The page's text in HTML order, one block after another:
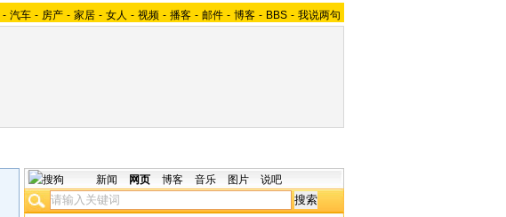
- 汽车 - 房产 - 家居 - 女人 - 视频 - 播客 - 邮件 - 博客 - BBS - 我说两句
新闻 网页 博客 音乐 图片 说吧